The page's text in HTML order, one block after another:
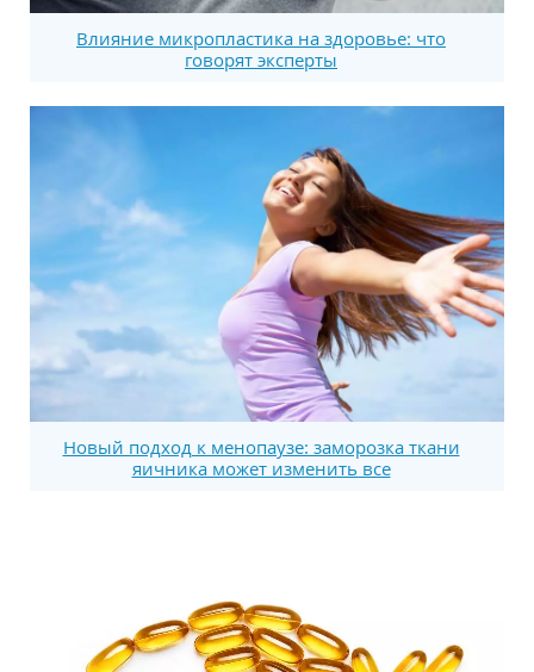
Влияние микропластика на здоровье: что
говорят эксперты
Новый подход к менопаузе: заморозка ткани
яичника может изменить все